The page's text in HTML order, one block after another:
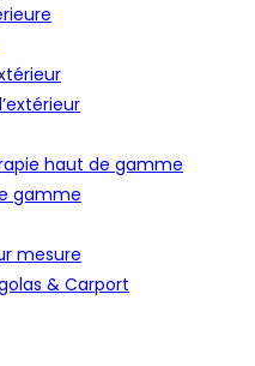
haut de gamme
gamme
mesure
& Carport